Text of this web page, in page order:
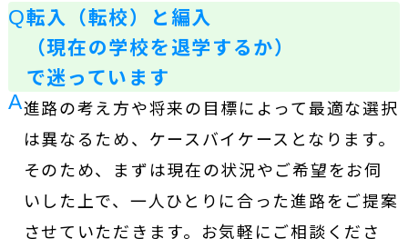
Q転入（転校）と編入
（現在の学校を退学するか）
で迷っています
A進路の考え方や将来の目標によって最適な選択
は異なるため、ケースバイケースとなります。
そのため、まずは現在の状況やご希望をお伺
いした上で、一人ひとりに合った進路をご提案
させていただきます。お気軽にご相談くださ